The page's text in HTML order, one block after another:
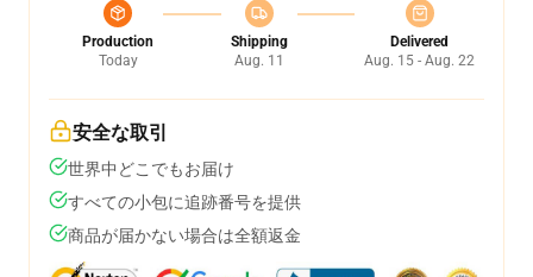
Production
Today
Shipping
Aug. 11
Delivered
Aug. 15 - Aug. 22
安全な取引
世界中どこでもお届け
すべての小包に追跡番号を提供
商品が届かない場合は全額返金